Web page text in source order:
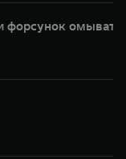
форсунок